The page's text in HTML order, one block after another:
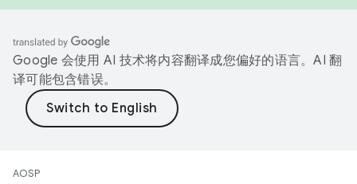
Google 会使用 AI 技术将内容翻译成您偏好的语言。AI 翻
译可能包含错误。
AOSP